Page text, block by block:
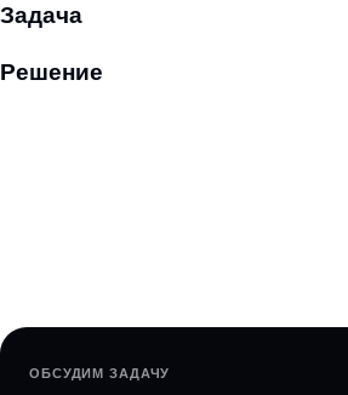
Задача
Решение
ОБСУДИМ ЗАДАЧУ